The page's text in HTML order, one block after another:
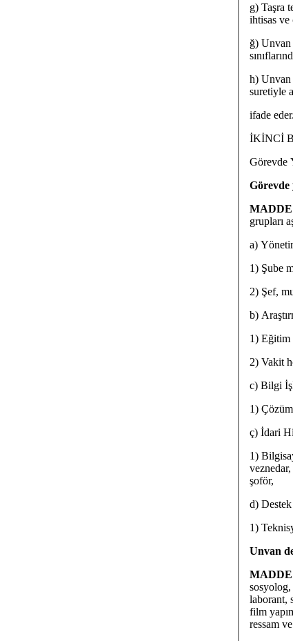
g) Taşra
ihtisas
ğ)
h) Unvan
suretiyle
ifade eder.
İKİNCİ
Görevde
Görevde
MADDE
grupları
a)
1) Şube
2) Şef,
b)
1) Eğitim
2) Vakit
c) Bilgi
1)
ç) İdari
1)
şoför,
d)
1)
Unvan
MADDE
laborant,
film
ressam